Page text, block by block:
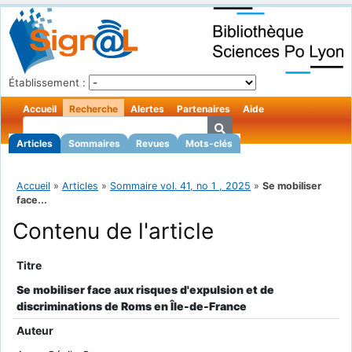
Établissement :
Accueil Recherche
Articles Sommaires Revues Mots-clés
Alertes Partenaires Aide
Accueil » Articles » Sommaire vol. 41, no 1 , 2025 » Se mobiliser
face...
Contenu de l'article
Titre
Se mobiliser face aux risques d'expulsion et de
discriminations de Roms en Île-de-France
Auteur